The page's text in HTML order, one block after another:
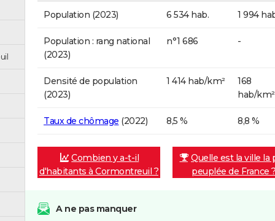
Population (2023) 6 534 hab. 1 994
Population : rang national
(2023)
n°1 686 -
Densité de population
(2023)
1 414 hab/km²
168
hab/km²
Taux de chômage (2022) 8,5 % 8,8 %
Combien y a-t-il
d'habitants à Cormontreuil ?
Quelle est la ville la
peuplée de France ?
A ne pas manquer